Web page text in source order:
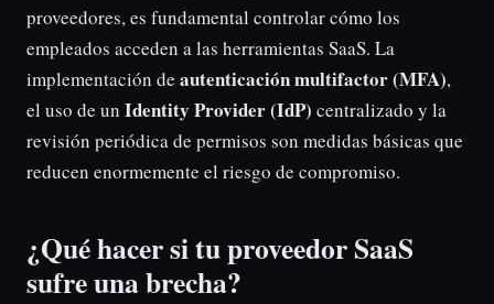
proveedores, es fundamental controlar cómo los
empleados acceden a las herramientas SaaS. La
implementación de autenticación multifactor (MFA),
el uso de un Identity Provider (IdP) centralizado y la
revisión periódica de permisos son medidas básicas que
reducen enormemente el riesgo de compromiso.
¿Qué hacer si tu proveedor SaaS
sufre una brecha?